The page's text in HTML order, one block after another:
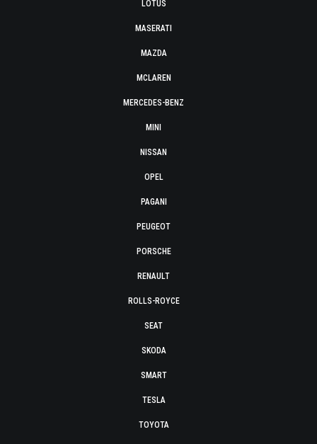
LOTUS
MASERATI
MAZDA
MCLAREN
MERCEDES-BENZ
MINI
NISSAN
OPEL
PAGANI
PEUGEOT
PORSCHE
RENAULT
ROLLS-ROYCE
SEAT
SKODA
SMART
TESLA
TOYOTA